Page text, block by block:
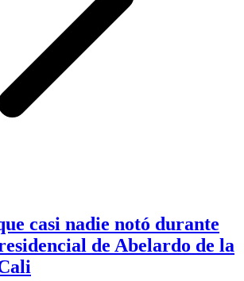
casi nadie notó durante
de Abelardo de la